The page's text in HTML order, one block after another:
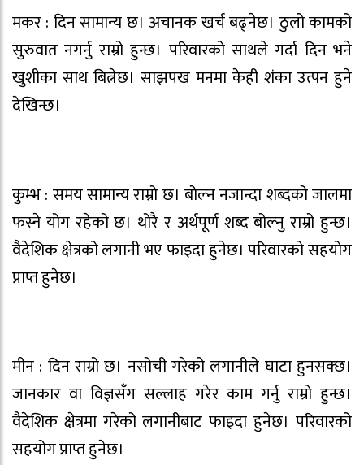
मकर : दिन सामान्य छ। अचानक खर्च बढ्नेछ। ठुलो कामको
सुरुवात नगर्नु राम्रो हुन्छ। परिवारको साथले गर्दा दिन भने
खुशीका साथ बित्नेछ। साझपख मनमा केही शंका उत्पन हुने
देखिन्छ।
कुम्भ : समय सामान्य राम्रो छ। बोल्न नजान्दा शब्दको जालमा
फस्ने योग रहेको छ। थोरै र अर्थपूर्ण शब्द बोल्नु राम्रो हुन्छ।
वैदेशिक क्षेत्रको लगानी भए फाइदा हुनेछ। परिवारको सहयोग
प्राप्त हुनेछ।
मीन : दिन राम्रो छ। नसोची गरेको लगानीले घाटा हुनसक्छ।
जानकार वा विज्ञसँग सल्लाह गरेर काम गर्नु राम्रो हुन्छ।
वैदेशिक क्षेत्रमा गरेको लगानीबाट फाइदा हुनेछ। परिवारको
सहयोग प्राप्त हुनेछ।